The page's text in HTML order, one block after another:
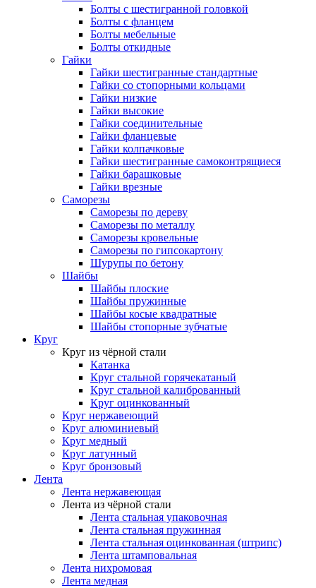
Болты с шестигранной головкой
Болты с фланцем
Болты мебельные
Болты откидные
Гайки
Гайки шестигранные стандартные
Гайки со стопорными кольцами
Гайки низкие
Гайки высокие
Гайки соединительные
Гайки фланцевые
Гайки колпачковые
Гайки шестигранные самоконтрящиеся
Гайки барашковые
Гайки врезные
Саморезы
Саморезы по дереву
Саморезы по металлу
Саморезы кровельные
Саморезы по гипсокартону
Шурупы по бетону
Шайбы
Шайбы плоские
Шайбы пружинные
Шайбы косые квадратные
Шайбы стопорные зубчатые
Круг
Круг из чёрной стали
Катанка
Круг стальной горячекатаный
Круг стальной калиброванный
Круг оцинкованный
Круг нержавеющий
Круг алюминиевый
Круг медный
Круг латунный
Круг бронзовый
Лента
Лента нержавеющая
Лента из чёрной стали
Лента стальная упаковочная
Лента стальная пружинная
Лента стальная оцинкованная (штрипс)
Лента штамповальная
Лента нихромовая
Лента медная